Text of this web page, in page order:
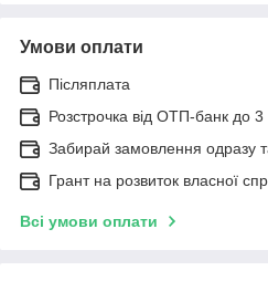
Умови оплати
Післяплата
Розстрочка від ОТП-банк до 3
Забирай замовлення одразу
Грант на розвиток власної
Всі умови оплати